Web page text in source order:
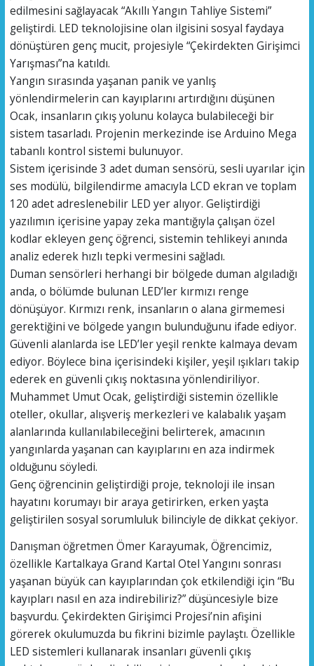
edilmesini sağlayacak “Akıllı Yangın Tahliye Sistemi”
geliştirdi. LED teknolojisine olan ilgisini sosyal faydaya
dönüştüren genç mucit, projesiyle “Çekirdekten Girişimci
Yarışması”na katıldı.
Yangın sırasında yaşanan panik ve yanlış
yönlendirmelerin can kayıplarını artırdığını düşünen
Ocak, insanların çıkış yolunu kolayca bulabileceği bir
sistem tasarladı. Projenin merkezinde ise Arduino Mega
tabanlı kontrol sistemi bulunuyor.
Sistem içerisinde 3 adet duman sensörü, sesli uyarılar için
ses modülü, bilgilendirme amacıyla LCD ekran ve toplam
120 adet adreslenebilir LED yer alıyor. Geliştirdiği
yazılımın içerisine yapay zeka mantığıyla çalışan özel
kodlar ekleyen genç öğrenci, sistemin tehlikeyi anında
analiz ederek hızlı tepki vermesini sağladı.
Duman sensörleri herhangi bir bölgede duman algıladığı
anda, o bölümde bulunan LED’ler kırmızı renge
dönüşüyor. Kırmızı renk, insanların o alana girmemesi
gerektiğini ve bölgede yangın bulunduğunu ifade ediyor.
Güvenli alanlarda ise LED’ler yeşil renkte kalmaya devam
ediyor. Böylece bina içerisindeki kişiler, yeşil ışıkları takip
ederek en güvenli çıkış noktasına yönlendiriliyor.
Muhammet Umut Ocak, geliştirdiği sistemin özellikle
oteller, okullar, alışveriş merkezleri ve kalabalık yaşam
alanlarında kullanılabileceğini belirterek, amacının
yangınlarda yaşanan can kayıplarını en aza indirmek
olduğunu söyledi.
Genç öğrencinin geliştirdiği proje, teknoloji ile insan
hayatını korumayı bir araya getirirken, erken yaşta
geliştirilen sosyal sorumluluk bilinciyle de dikkat çekiyor.
Danışman öğretmen Ömer Karayumak, Öğrencimiz,
özellikle Kartalkaya Grand Kartal Otel Yangını sonrası
yaşanan büyük can kayıplarından çok etkilendiği için “Bu
kayıpları nasıl en aza indirebiliriz?” düşüncesiyle bize
başvurdu. Çekirdekten Girişimci Projesi’nin afişini
görerek okulumuzda bu fikrini bizimle paylaştı. Özellikle
LED sistemleri kullanarak insanları güvenli çıkış